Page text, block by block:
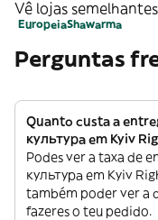
Vê lojas
EuropeiaShawarma
Perguntas
Quanto custa a
культура em Kyiv
Podes ver a taxa de
культура em Kyiv
também poder ver a
fazeres o teu pedido.